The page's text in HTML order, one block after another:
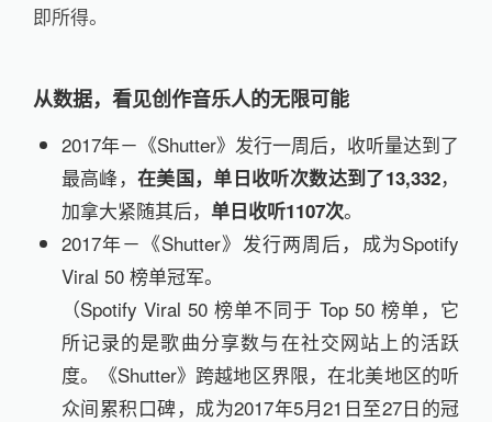
即所得。
从数据，看见创作音乐人的无限可能
2017年－《Shutter》发行一周后，收听量达到了
最高峰， 在美国，单日收听次数达到了13,332，
加拿大紧随其后， 单日收听1107次。
2017年－《Shutter》发行两周后，成为Spotify
Viral 50 榜单冠军。
（Spotify Viral 50 榜单不同于 Top 50 榜单，它
所记录的是歌曲分享数与在社交网站上的活跃
度。《Shutter》跨越地区界限，在北美地区的听
众间累积口碑，成为2017年5月21日至27日的冠